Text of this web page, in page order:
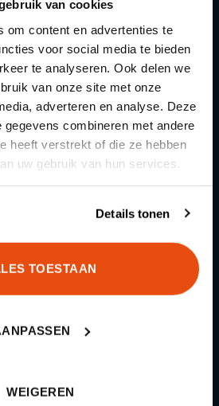
van cookies
om content en advertenties te
voor social media te bieden
te analyseren. Ook delen we
van onze site met onze
adverteren en analyse. Deze
gegevens combineren met andere
heeft verstrekt of die ze hebben
uw gebruik van hun services.
Details tonen
TOESTAAN
WEIGEREN
je graag de juiste keuze te